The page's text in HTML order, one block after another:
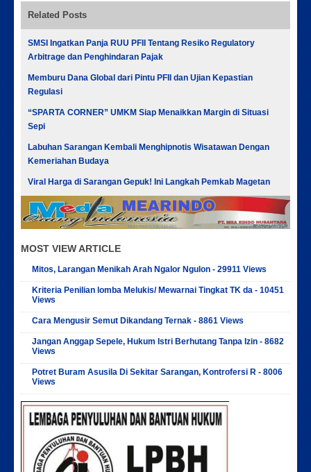
Related Posts
SMSI Ingatkan Panja RUU PFII Tentang Resiko Regulatory
Arbitrage dan Penghindaran Pajak
Memburu Dana Global dari Pintu PFII dan Ujian Kepastian
Regulasi
“SPARTA CORNER” UMKM Siap Menaikkan Margin di Situasi
Sepi
Labuhan Sarangan Kembali Menghipnotis Wisatawan Dengan
Kemeriahan Budaya
Viral Harga di Sarangan Gepuk! Ini Langkah Pemkab Magetan
MOST VIEW ARTICLE
Mitos, Larangan Menikah Arah Ngalor Ngulon - 29911 Views
Kriteria Penilian lomba Melukis/ Mewarnai Tingkat TK da - 10451
Views
Cara Mengusir Semut Dikandang Ternak - 8861 Views
Jangan Anggap Sepele, Hukum Istri Berhutang Tanpa Izin - 8682
Views
Potret Buram Asusila Di Sekitar Sarangan, Kontrofersi R - 8006
Views